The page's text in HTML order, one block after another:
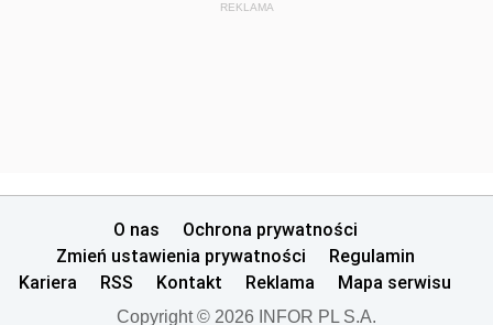
REKLAMA
O nas
Ochrona prywatności
Zmień ustawienia prywatności
Regulamin
Kariera
RSS Kontakt Reklama Mapa serwisu
Copyright © 2026 INFOR PL S.A.